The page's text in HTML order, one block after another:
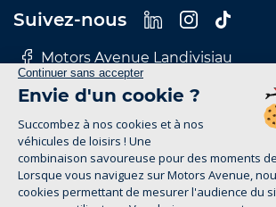
Suivez-nous
Motors Avenue Landivisiau
Motors Avenue Le Mans
Motors Avenue Rennes
Motors Avenue Tours